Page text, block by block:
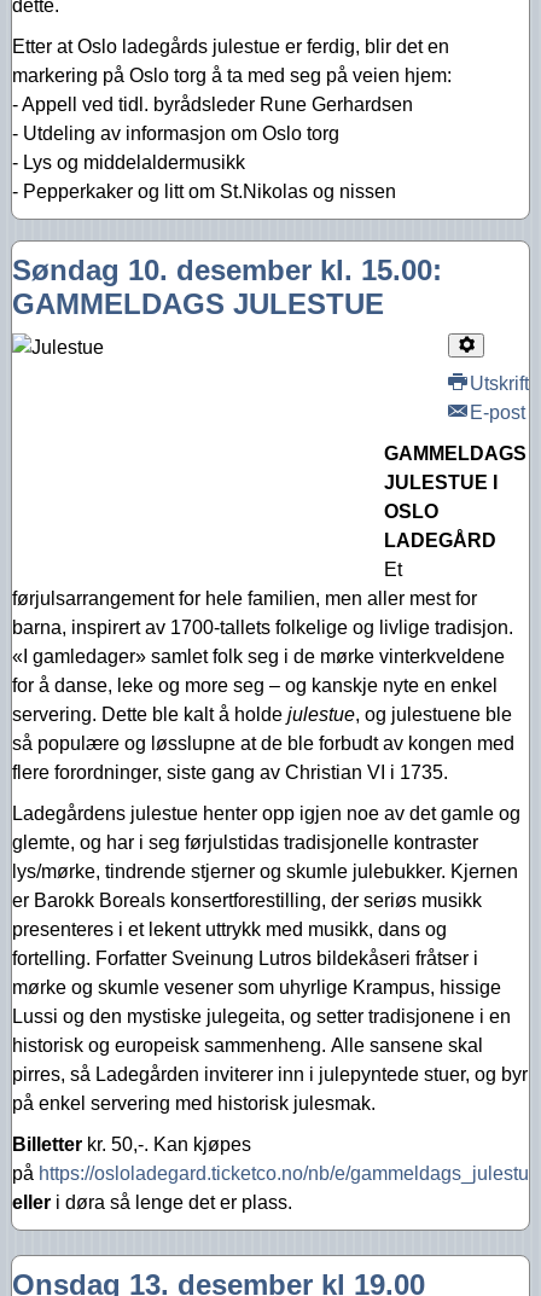
dette.
Etter at Oslo ladegårds julestue er ferdig, blir det en
markering på Oslo torg å ta med seg på veien hjem:
- Appell ved tidl. byrådsleder Rune Gerhardsen
- Utdeling av informasjon om Oslo torg
- Lys og middelaldermusikk
- Pepperkaker og litt om St.Nikolas og nissen
Søndag 10. desember kl. 15.00:
GAMMELDAGS JULESTUE
Utskrift
E-post
GAMMELDAGS
JULESTUE I
OSLO
LADEGÅRD
Et
førjulsarrangement for hele familien, men aller mest for
barna, inspirert av 1700-tallets folkelige og livlige tradisjon.
«I gamledager» samlet folk seg i de mørke vinterkveldene
for å danse, leke og more seg – og kanskje nyte en enkel
servering. Dette ble kalt å holde julestue, og julestuene ble
så populære og løsslupne at de ble forbudt av kongen med
flere forordninger, siste gang av Christian VI i 1735.
Ladegårdens julestue henter opp igjen noe av det gamle og
glemte, og har i seg førjulstidas tradisjonelle kontraster
lys/mørke, tindrende stjerner og skumle julebukker. Kjernen
er Barokk Boreals konsertforestilling, der seriøs musikk
presenteres i et lekent uttrykk med musikk, dans og
fortelling. Forfatter Sveinung Lutros bildekåseri fråtser i
mørke og skumle vesener som uhyrlige Krampus, hissige
Lussi og den mystiske julegeita, og setter tradisjonene i en
historisk og europeisk sammenheng. Alle sansene skal
pirres, så Ladegården inviterer inn i julepyntede stuer, og byr
på enkel servering med historisk julesmak.
Billetter kr. 50,-. Kan kjøpes
på https://osloladegard.ticketco.no/nb/e/
eller i døra så lenge det er plass.
Onsdag 13. desember kl 19.00